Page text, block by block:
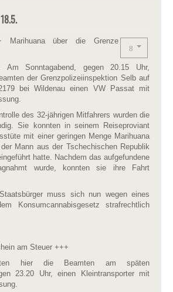
Marihuana über die Grenze
Sonntagabend, gegen 20.15 Uhr,
der Grenzpolizeiinspektion Selb auf
bei Wildenau einen VW Passat mit
des 32-jährigen Mitfahrers wurden die
Sie konnten in seinem Reiseproviant
mit einer geringen Menge Marihuana
Mann aus der Tschechischen Republik
hatte. Nachdem das aufgefundene
wurde, konnten sie ihre Fahrt
muss sich nun wegen eines
Konsumcannabisgesetz strafrechtlich
am Steuer +++
hier die Beamten am späten
23.20 Uhr, einen Kleintransporter mit